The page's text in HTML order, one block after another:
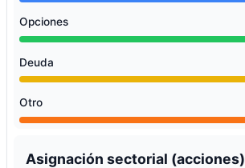
Opciones
Deuda
Otro
Asignación sectorial (acciones)